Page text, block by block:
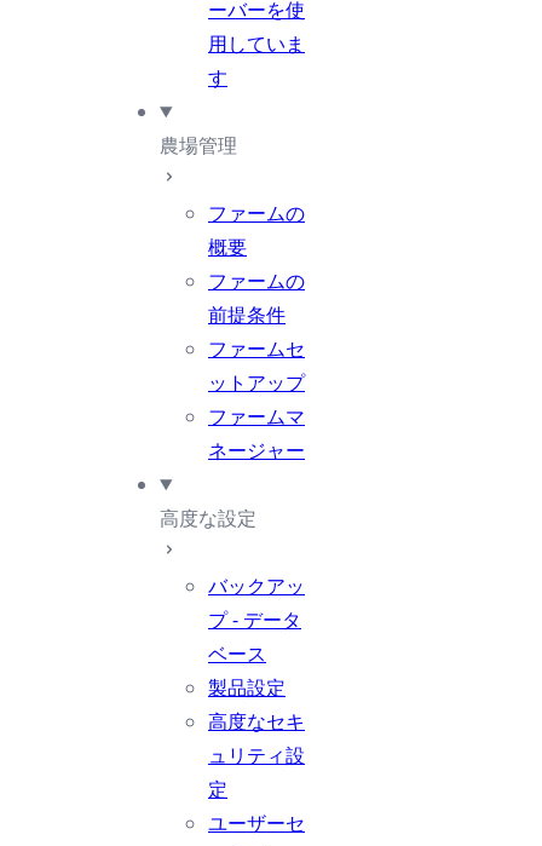
ーバーを使
用していま
す
農場管理
ファームの
概要
ファームの
前提条件
ファームセ
ットアップ
ファームマ
ネージャー
高度な設定
バックアッ
プ - データ
ベース
製品設定
高度なセキ
ュリティ設
定
ユーザーセ